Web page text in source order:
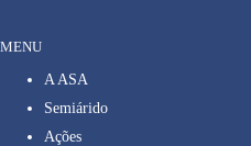
MENU
A ASA
Semiárido
Ações